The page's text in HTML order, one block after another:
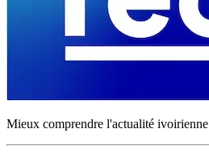
Mieux comprendre l'actualité ivoirienne